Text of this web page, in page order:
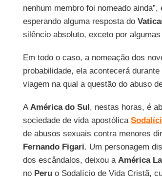
nenhum membro foi nomeado
esperando alguma resposta do
silêncio absoluto, exceto por
Em todo o caso, a nomeação dos
probabilidade, ela acontecerá
viagem na qual a questão do abuso
AAmérica do Sul, nestas horas, é
sociedade de vida apostólica
de abusos sexuais contra menores
Fernando Figari. Um personagem
dos escândalos, deixou a América
no Peruo Sodalício de Vida Cristã,